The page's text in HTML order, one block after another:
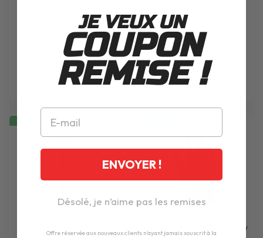
199.99€
-21%
157.99€ 199.00€
Prix avec le code
RIDEDEALS26
VENUM HURRY BLACK GREY
WHITE
JE VEUX UN
COUPON
REMISE !
ENVOYER !
Désolé, je n’aime pas les remises
Offre réservée aux nouveaux clients n'ayant jamais souscrit à la